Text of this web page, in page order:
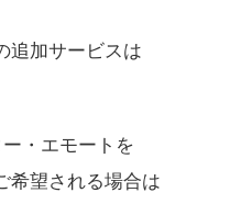
追加サービスは
・エモートを
希望される場合は